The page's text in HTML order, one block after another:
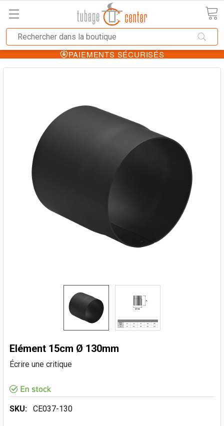
PAIEMENTS SÉCURISÉS
Elément 15cm Ø 130mm
Écrire une critique
SKU: CE037-130